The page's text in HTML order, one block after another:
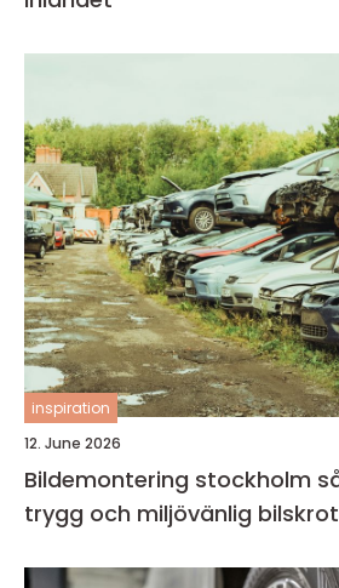
inspiration
12. June 2026
Bildemontering stockholm så fungerar en
trygg och miljövänlig bilskrot